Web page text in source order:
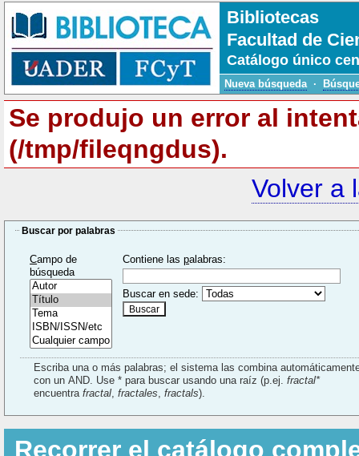
Bibliotecas
Facultad de
Catálogo único
Nueva búsqueda ·
Se produjo un error al
(/tmp/fileqngdus).
Volver a
Buscar por palabras
Campo de
búsqueda
Contiene laspalabras:
Buscar en sede:
Escriba una o más palabras; el sistema las combina
con un AND. Use * para buscar usando una raíz (p.ej.fractal*
encuentrafractal ,fractales ,fractals).
Recorrer el catálogo